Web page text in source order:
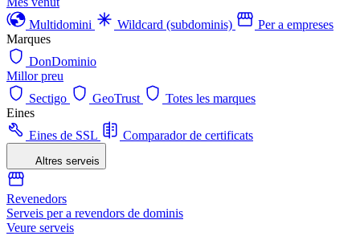
Multidomini
Wildcard (subdominis)
Per a empreses
Marques
DonDominio
Millor preu
Sectigo
GeoTrust
Totes les marques
Eines
Eines de SSL
Comparador de certificats
Altres serveis
Revenedors
Serveis per a revendors de dominis
Veure serveis